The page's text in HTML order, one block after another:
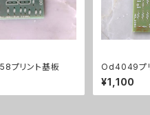
プリント基板 Od4049プ
¥1,100